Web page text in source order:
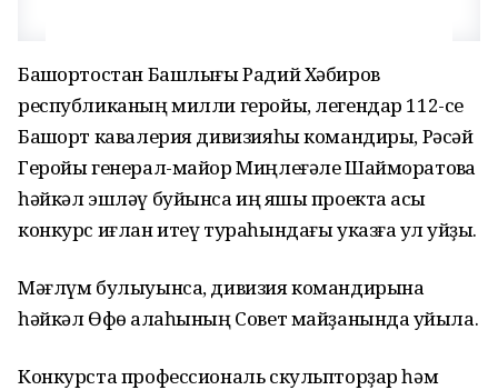
Башҡортостан Башлығы Радий Хәбиров
республиканың милли геройы, легендар 112-се
Башҡорт кавалерия дивизияһы командиры, Рәсәй
Геройы генерал-майор Миңлеғәле Шайморатовҡа
һәйкәл эшләү буйынса иң яҡшы проектҡа асыҡ
конкурс иғлан итеү тураһындағы указға ҡул ҡуйҙы.
Мәғлүм булыуынса, дивизия командирына
һәйкәл Өфө ҡалаһының Совет майҙанында ҡуйыла.
Конкурста профессиональ скульпторҙар һәм